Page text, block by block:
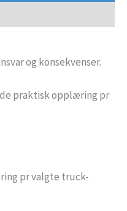
og konsekvenser.
praktisk opplæring pr
pr valgte truck-